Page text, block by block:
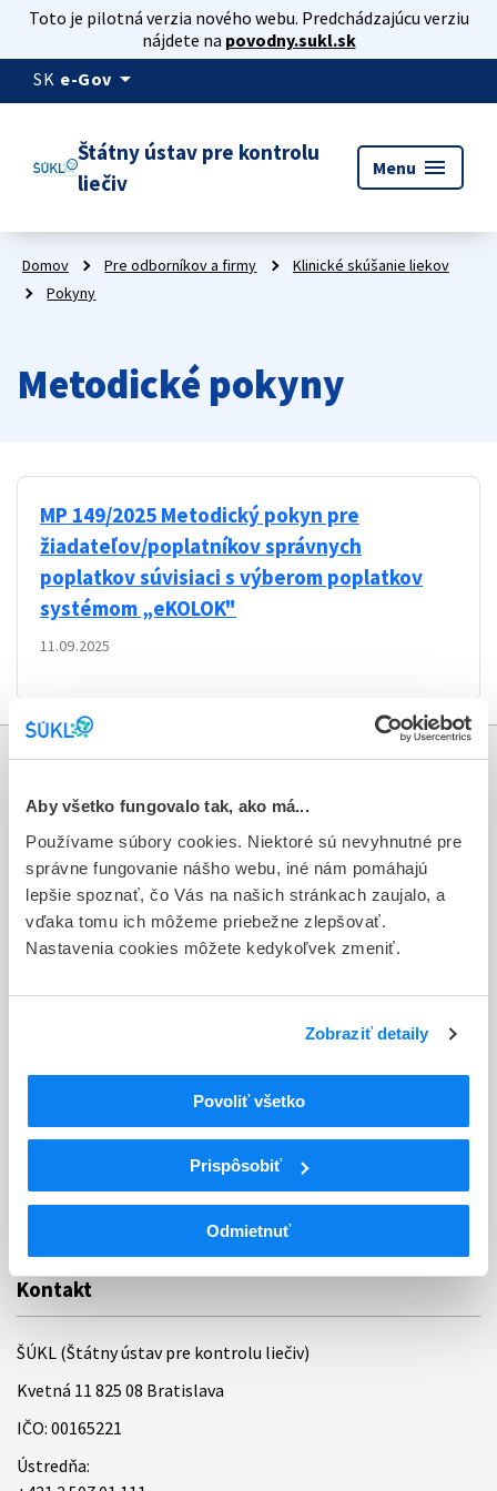
Aby všetko fungovalo tak, ako má...
Používame súbory cookies. Niektoré sú nevyhnutné pre
správne fungovanie nášho webu, iné nám pomáhajú
lepšie spoznať, čo Vás na našich stránkach zaujalo, a
vďaka tomu ich môžeme priebežne zlepšovať.
Nastavenia cookies môžete kedykoľvek zmeniť.
Zobraziť detaily
Povoliť všetko
Prispôsobiť
Odmietnuť
Toto je pilotná verzia nového webu. Predchádzajúcu verziu
nájdete na povodny.sukl.sk
SK e-Gov arrow_drop_down
Štátny ústav pre kontrolu
liečiv
Menu menu
Domov Pre odborníkov a firmy
Klinické skúšanie liekov
Pokyny
Metodické pokyny
MP 149/2025 Metodický pokyn pre
žiadateľov/poplatníkov správnych
poplatkov súvisiaci s výberom poplatkov
systémom „eKOLOK"
11.09.2025
Aktuality
Dotazník spokojnosti zákazníka
Sťažnosti a petície
Regionálne pracoviská
Kontakt
ŠÚKL (Štátny ústav pre kontrolu liečiv)
Kvetná 11 825 08 Bratislava
IČO: 00165221
Ústredňa: